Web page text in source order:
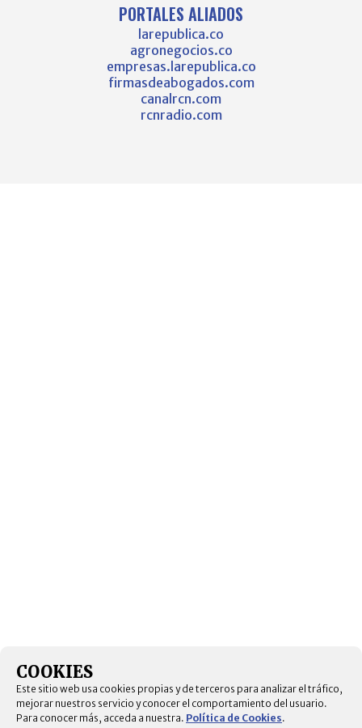
PORTALES ALIADOS
larepublica.co
agronegocios.co
empresas.larepublica.co
firmasdeabogados.com
canalrcn.com
rcnradio.com
COOKIES
Este sitio web usa cookies propias y de terceros para analizar el tráfico,
mejorar nuestros servicio y conocer el comportamiento del usuario.
Para conocer más, acceda a nuestra. Política de Cookies.